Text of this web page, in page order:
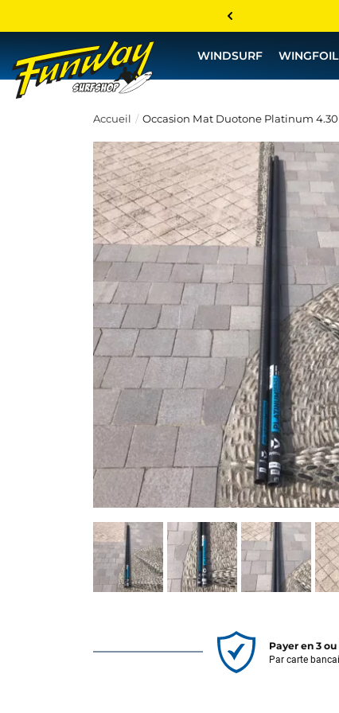
WINDSURF WINGFOIL
Accueil Occasion Mat Duotone Platinum 4.30
Payer en 3
Par carte